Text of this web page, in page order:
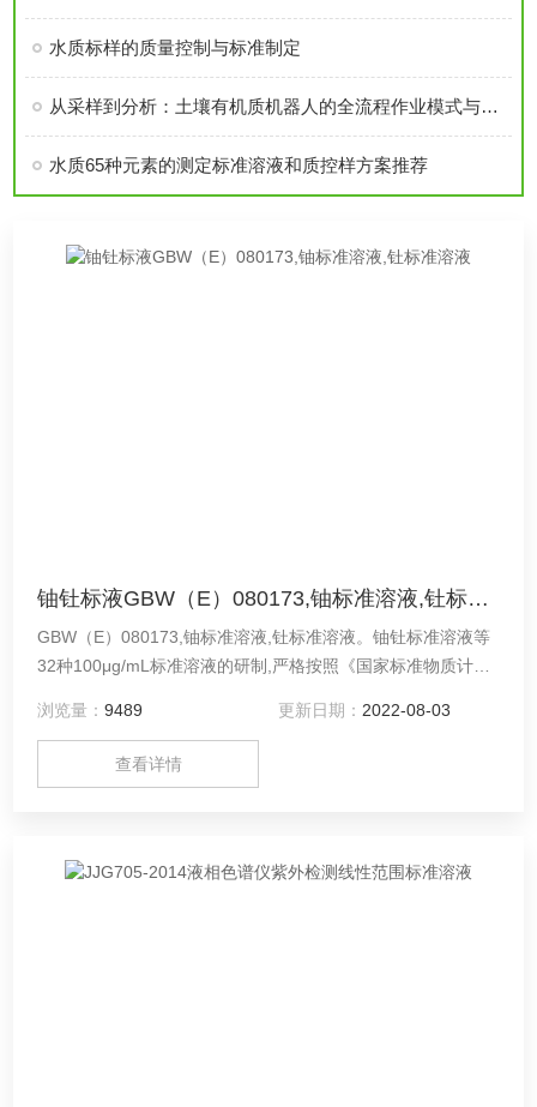
水质标样的质量控制与标准制定
从采样到分析：土壤有机质机器人的全流程作业模式与效率优势
水质65种元素的测定标准溶液和质控样方案推荐
铀钍标液GBW（E）080173,铀标准溶液,钍标准溶液
GBW（E）080173,铀标准溶液,钍标准溶液。铀钍标准溶液等
32种100μg/mL标准溶液的研制,严格按照《国家标准物质计量
液的定值,除硅采用重量法外,其它元素采用容量法。此系列标
准溶液的总不确定度均小于±2.0%。
浏览量：9489 更新日期： 2022-08-03
查看详情